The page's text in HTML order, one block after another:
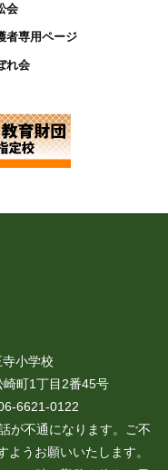
会
者専用ページ
れ会
小学校
町1丁目2番45号
6621-0122
が不通になります。ご不
うお願いいたします。